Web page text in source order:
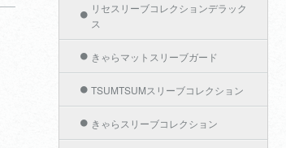
リセスリーブコレクションデラック
ス
きゃらマットスリーブガード
TSUMTSUMスリーブコレクション
きゃらスリーブコレクション